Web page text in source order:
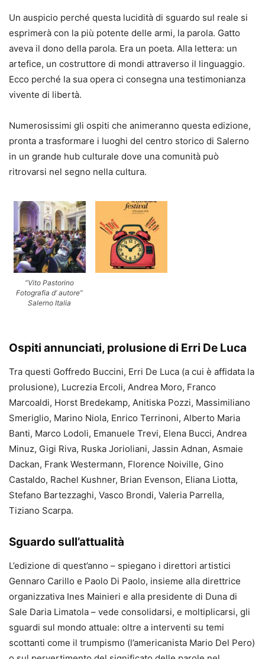
Un auspicio perché questa lucidità di sguardo sul reale si
esprimerà con la più potente delle armi, la parola. Gatto
aveva il dono della parola. Era un poeta. Alla lettera: un
artefice, un costruttore di mondi attraverso il linguaggio.
Ecco perché la sua opera ci consegna una testimonianza
vivente di libertà.
Numerosissimi gli ospiti che animeranno questa edizione,
pronta a trasformare i luoghi del centro storico di Salerno
in un grande hub culturale dove una comunità può
ritrovarsi nel segno nella cultura.
“Vito Pastorino
Fotografia d’ autore”
Salerno Italia
Ospiti annunciati, prolusione di Erri De Luca
Tra questi Goffredo Buccini, Erri De Luca (a cui è affidata la
prolusione), Lucrezia Ercoli, Andrea Moro, Franco
Marcoaldi, Horst Bredekamp, Anitiska Pozzi, Massimiliano
Smeriglio, Marino Niola, Enrico Terrinoni, Alberto Maria
Banti, Marco Lodoli, Emanuele Trevi, Elena Bucci, Andrea
Minuz, Gigi Riva, Ruska Jorioliani, Jassin Adnan, Asmaie
Dackan, Frank Westermann, Florence Noiville, Gino
Castaldo, Rachel Kushner, Brian Evenson, Eliana Liotta,
Stefano Bartezzaghi, Vasco Brondi, Valeria Parrella,
Tiziano Scarpa.
Sguardo sull’attualità
L’edizione di quest’anno – spiegano i direttori artistici
Gennaro Carillo e Paolo Di Paolo, insieme alla direttrice
organizzativa Ines Mainieri e alla presidente di Duna di
Sale Daria Limatola – vede consolidarsi, e moltiplicarsi, gli
sguardi sul mondo attuale: oltre a interventi su temi
scottanti come il trumpismo (l’americanista Mario Del Pero)